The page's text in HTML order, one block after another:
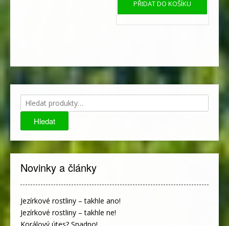
PŘIDAT DO KOŠÍKU
Hledat:
Hledat
Novinky a články
Jezírkové rostliny – takhle ano!
Jezírkové rostliny – takhle ne!